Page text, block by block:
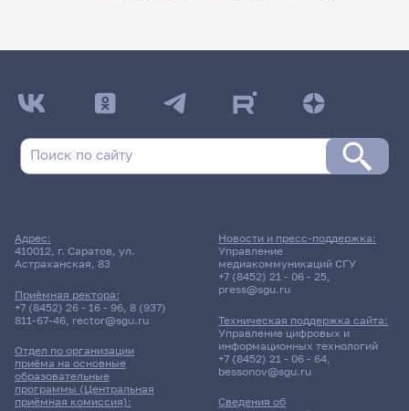
Адрес:
410012, г. Саратов, ул.
Астраханская, 83
Приёмная ректора:
+7 (8452) 26 - 16 - 96, 8 (937)
811-67-46, rector@sgu.ru
Отдел по организации
приёма на основные
образовательные
программы (Центральная
приёмная комиссия):
Сведения об
Новости и пресс-поддержка:
Управление
медиакоммуникаций СГУ
+7 (8452) 21 - 06 - 25,
press@sgu.ru
Техническая поддержка сайта:
Управление цифровых и
информационных технологий
+7 (8452) 21 - 06 - 64,
bessonov@sgu.ru